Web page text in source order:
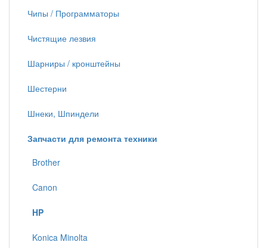
Чипы / Программаторы
Чистящие лезвия
Шарниры / кронштейны
Шестерни
Шнеки, Шпиндели
Запчасти для ремонта техники
Brother
Canon
HP
Konica Minolta